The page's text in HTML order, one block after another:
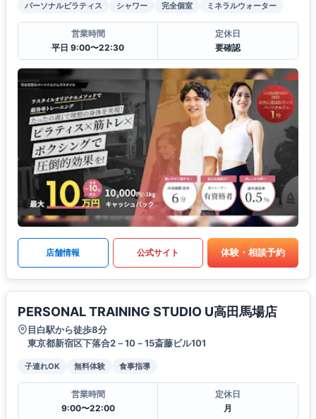
パーソナルピラティス
シャワー 完全個室 ミネラルウォーター
営業時間
平日 9:00〜22:30
定休日
要確認
店舗情報 公式サイト 体験・相談予約
PERSONAL TRAINING STUDIO U高田馬場店
目白駅から徒歩8分
東京都新宿区下落合2－10－15斎藤ビル101
子連れOK 無料体験 食事指導
営業時間
9:00〜22:00
定休日
月